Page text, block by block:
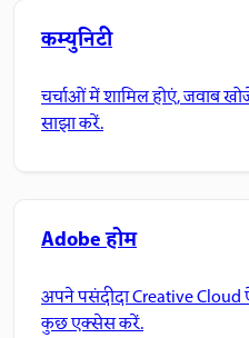
कम्युनिटी
चर्चाओं में शामिल होएं, जवाब
साझा करें.
Adobe होम
अपने पसंदीदा Creative
कुछ एक्सेस करें.